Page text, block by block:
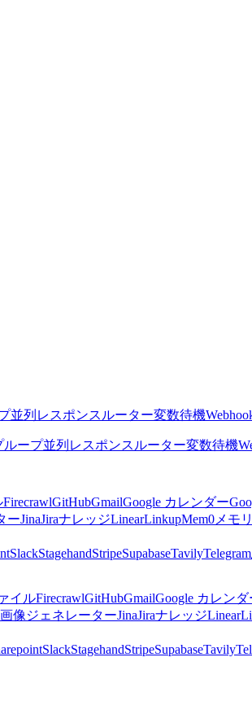
並列 レスポンス ルーター変数待機
ループ並列 レスポンス ルーター変数待機
FirecrawlGitHubGmailGoogle カレンダー
ーJinaJiraナレッジLinearLinkupMem0 メモ
SlackStagehandStripeSupabaseTavilyTelegram
イルFirecrawlGitHubGmailGoogle カレンダ
画像ジェネレーターJinaJiraナレッジLinear
SlackStagehandStripeSupabaseTavily